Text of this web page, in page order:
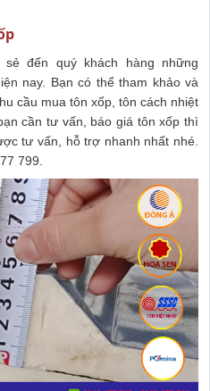
đến quý khách hàng những
nay. Bạn có thể tham khảo và
cầu mua tôn xốp, tôn cách nhiệt
cần tư vấn, báo giá tôn xốp thì
tư vấn, hỗ trợ nhanh nhất nhé.
799.